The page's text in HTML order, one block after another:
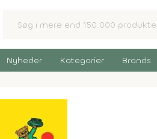
Nyheder Kategorier Brands